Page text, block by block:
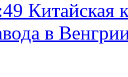
Китайская
в